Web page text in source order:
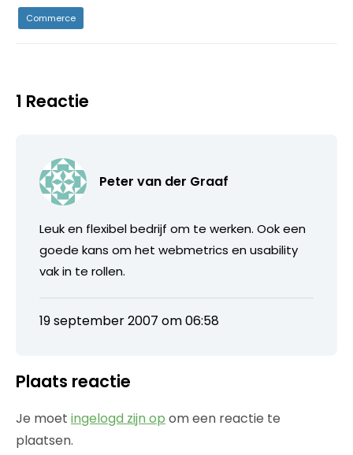
Commerce
1 Reactie
Peter van der Graaf
Leuk en flexibel bedrijf om te werken. Ook een
goede kans om het webmetrics en usability
vak in te rollen.
19 september 2007 om 06:58
Plaats reactie
Je moet ingelogd zijn op om een reactie te
plaatsen.